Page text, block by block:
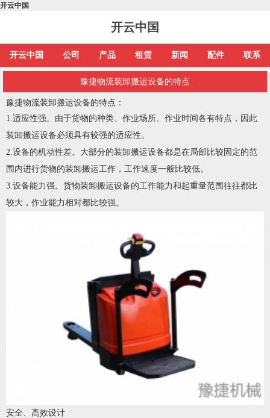
开云中国
开云中国
开云中国 公司 产品 租赁 新闻 配件 联系
豫捷物流装卸搬运设备的特点
豫捷物流装卸搬运设备的特点：
1.适应性强。由于货物的种类、作业场所、作业时间各有特点，因此
装卸搬运设备必须具有较强的适应性。
2.设备的机动性差。大部分的装卸搬运设备都是在局部比较固定的范
围内进行货物的装卸搬运工作，工作速度一般比较低。
3.设备能力强。货物装卸搬运设备的工作能力和起重量范围往往都比
较大，作业能力相对都比较强。
安全、高效设计